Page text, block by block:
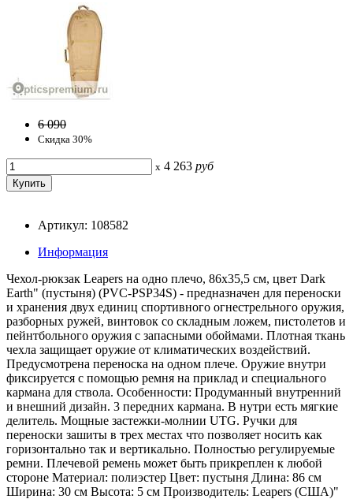
6 090
Скидка 30%
x 4 263 руб
Артикул: 108582
Информация
Чехол-рюкзак Leapers на одно плечо, 86x35,5 см, цвет Dark
Earth" (пустыня) (PVC-PSP34S) - предназначен для переноски
и хранения двух единиц спортивного огнестрельного оружия,
разборных ружей, винтовок со складным ложем, пистолетов и
пейнтбольного оружия с запасными обоймами. Плотная ткань
чехла защищает оружие от климатических воздействий.
Предусмотрена переноска на одном плече. Оружие внутри
фиксируется с помощью ремня на приклад и специального
кармана для ствола. Особенности: Продуманный внутренний
и внешний дизайн. 3 передних кармана. В нутри есть мягкие
делитель. Мощные застежки-молнии UTG. Ручки для
переноски зашиты в трех местах что позволяет носить как
горизонтально так и вертикально. Полностью регулируемые
ремни. Плечевой ремень может быть прикреплен к любой
стороне Материал: полиэстер Цвет: пустыня Длина: 86 см
Ширина: 30 см Высота: 5 см Производитель: Leapers (США)"